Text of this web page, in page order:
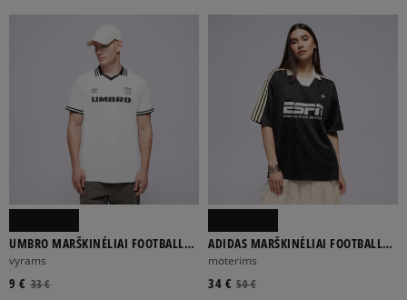
Rodyti daugiau
ALPHA INDUSTRIES CHAMPION DICKIES
MEDVILNĖ
UMBRO MARŠKINĖLIAI FOOTBALL
JERSEY
vyrams
33 €
9 €
ADIDAS MARŠKINĖLIAI FOOTBALL
JERSEY
moterims
50 €
34 €